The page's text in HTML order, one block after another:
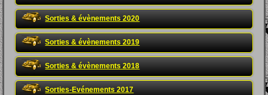
Sorties & évènements 2020
Sorties & évènements 2019
Sorties & évènements 2018
Sorties-Evénements 2017